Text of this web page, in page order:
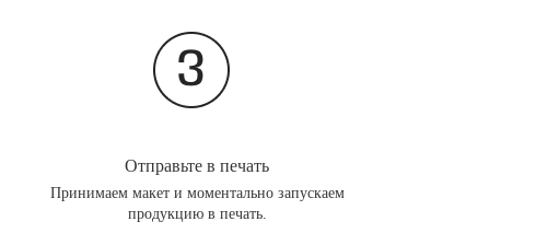
Отправьте в печать
Принимаем макет и моментально запускаем
продукцию в печать.